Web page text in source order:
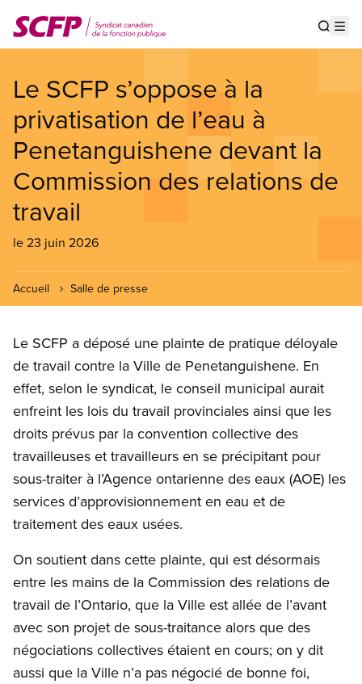
au
contenu
Le SCFP s’oppose à la
privatisation de l’eau à
Penetanguishene devant la
Commission des relations de
travail
le 23 juin 2026
Accueil Salle de presse
Le SCFP a déposé une plainte de pratique déloyale
de travail contre la Ville de Penetanguishene. En
effet, selon le syndicat, le conseil municipal aurait
enfreint les lois du travail provinciales ainsi que les
droits prévus par la convention collective des
travailleuses et travailleurs en se précipitant pour
sous-traiter à l’Agence ontarienne des eaux (AOE) les
services d’approvisionnement en eau et de
traitement des eaux usées.
On soutient dans cette plainte, qui est désormais
entre les mains de la Commission des relations de
travail de l’Ontario, que la Ville est allée de l’avant
avec son projet de sous-traitance alors que des
négociations collectives étaient en cours; on y dit
aussi que la Ville n’a pas négocié de bonne foi,